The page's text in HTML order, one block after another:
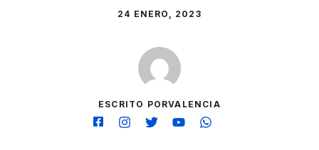
24 ENERO, 2023
ESCRITO PORVALENCIA